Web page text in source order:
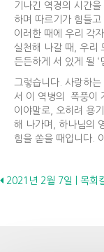
기나긴 역경의 시간
하며 따르기가 힘들
이러한 때에 우리 각
실천해 나갈 때, 우리
든든하게 서 있게 될 ‘
그렇습니다. 사랑하
서 이 역병의 폭풍이
이야말로, 오히려 용
해 나가며, 하나님의
힘을 쏟을 때입니다.
Posts
2021년 2월 7일 | 목회